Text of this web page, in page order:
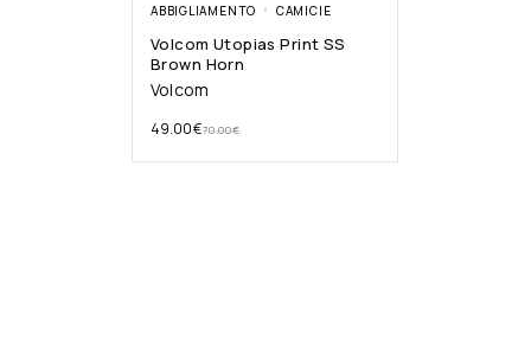
ABBIGLIAMENTO CAMICIE
Volcom Utopias Print SS
Brown Horn
Volcom
70.00€
49.00€